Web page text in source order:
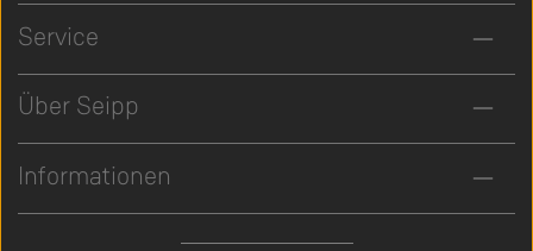
Service
Über Seipp
Informationen